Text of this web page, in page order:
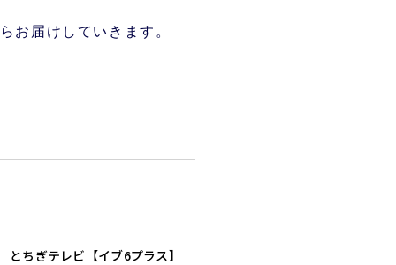
届けしていきます。
とちぎテレビ【イブ6プラス】